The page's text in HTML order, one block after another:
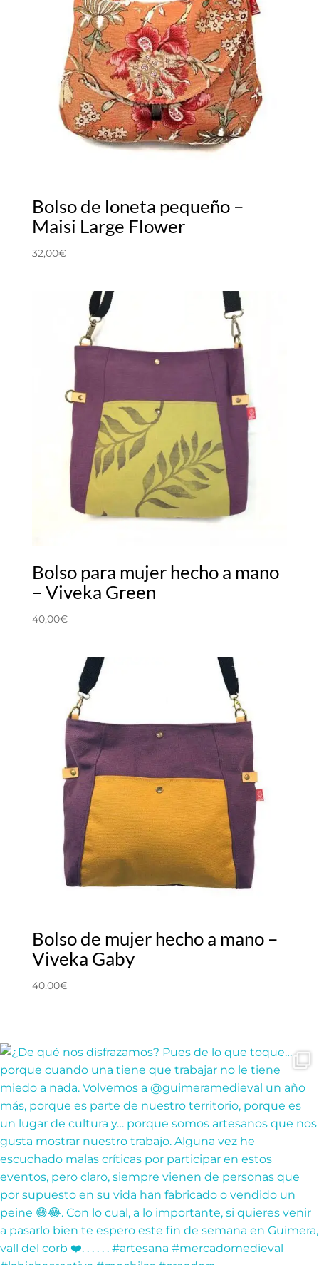
Bolso de loneta pequeño –
Maisi Large Flower
32,00€
Bolso para mujer hecho a mano
– Viveka Green
40,00€
Bolso de mujer hecho a mano –
Viveka Gaby
40,00€